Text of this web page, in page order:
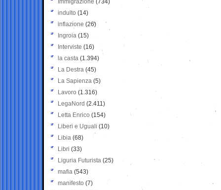
Immigrazione (734)
indulto (14)
inflazione (26)
Ingroia (15)
Interviste (16)
la casta (1.394)
La Destra (45)
La Sapienza (5)
Lavoro (1.316)
LegaNord (2.411)
Letta Enrico (154)
Liberi e Uguali (10)
Libia (68)
Libri (33)
Liguria Futurista (25)
mafia (543)
manifesto (7)